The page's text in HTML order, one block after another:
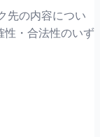
先の内容につい
性・合法性のいず